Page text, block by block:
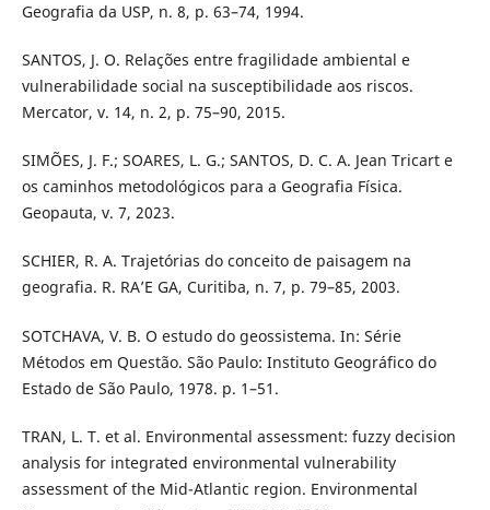
Geografia da USP, n. 8, p. 63–74, 1994.
SANTOS, J. O. Relações entre fragilidade ambiental e
vulnerabilidade social na susceptibilidade aos riscos.
Mercator, v. 14, n. 2, p. 75–90, 2015.
SIMÕES, J. F.; SOARES, L. G.; SANTOS, D. C. A. Jean Tricart e
os caminhos metodológicos para a Geografia Física.
Geopauta, v. 7, 2023.
SCHIER, R. A. Trajetórias do conceito de paisagem na
geografia. R. RA’E GA, Curitiba, n. 7, p. 79–85, 2003.
SOTCHAVA, V. B. O estudo do geossistema. In: Série
Métodos em Questão. São Paulo: Instituto Geográfico do
Estado de São Paulo, 1978. p. 1–51.
TRAN, L. T. et al. Environmental assessment: fuzzy decision
analysis for integrated environmental vulnerability
assessment of the Mid-Atlantic region. Environmental